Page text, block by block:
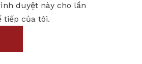
duyệt này cho lần
tiếp của tôi.